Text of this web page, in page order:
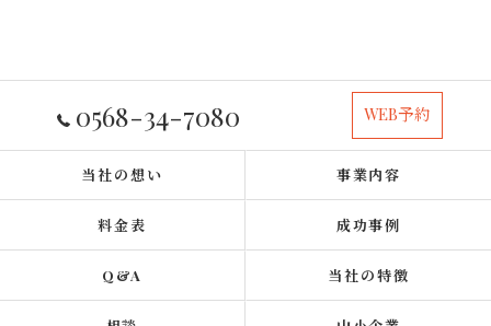
0568-34-7080 WEB予約
当社の想い 事業内容
料金表 成功事例
Q&A 当社の特徴